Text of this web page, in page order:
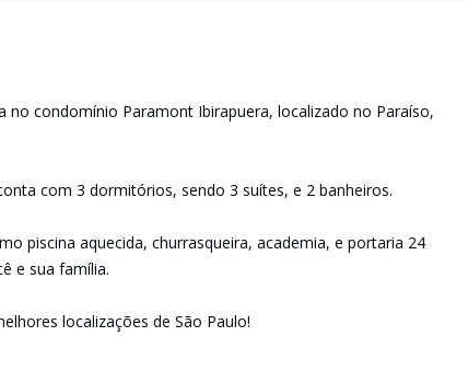
condomínio Paramont Ibirapuera, localizado no Paraíso,
com 3 dormitórios, sendo 3 suítes, e 2 banheiros.
piscina aquecida, churrasqueira, academia, e portaria 24
e sua família.
localizações de São Paulo!